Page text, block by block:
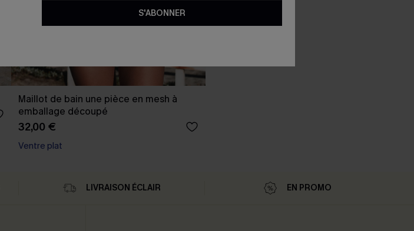
Maillot de bain une pièce en mesh à
emballage découpé
32,00 €
Ventre plat
LIVRAISON ÉCLAIR EN PROMO
S'ABONNER